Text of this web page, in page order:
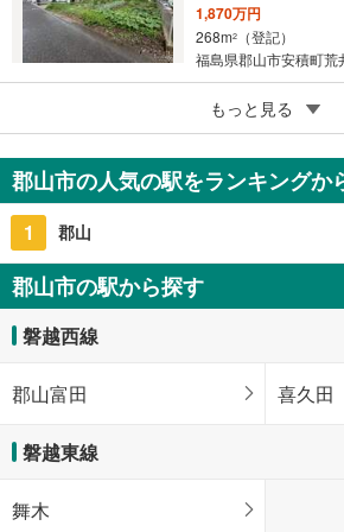
1,870万円
268m2
（登記）
福島県郡山市安積町荒
成約でもらえる
郡山市字上亀田
5,200万円
1331m2 （登記）
もっと見る
郡山市の人気の駅をランキングか
1 郡山
郡山市の駅から探す
磐越西線
郡山富田 喜久田
磐越東線
舞木